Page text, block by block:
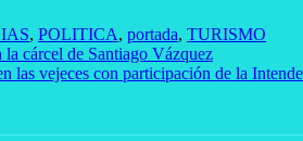
, POLITICA, portada, TURISMO
cárcel de Santiago Vázquez
las vejeces con participación de la